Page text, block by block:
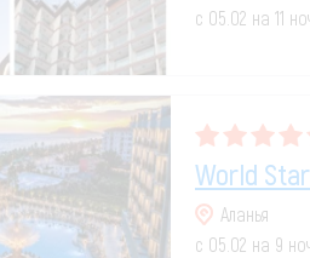
с 05.02 на 11
World
Аланья
с 05.02 на 9